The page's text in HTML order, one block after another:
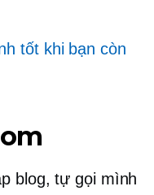
tốt khi bạn còn
blog, tự gọi mình